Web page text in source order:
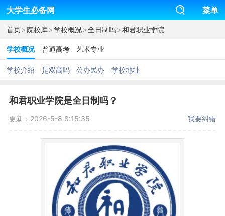
大学生必备网 菜单
首页>院校库>学校概况>全日制吗>和君职业学院
学校概况 普通高考 艺术专业
学校介绍 是双高吗 公办民办 学校地址
和君职业学院是全日制吗？
更新：2026-5-8 8:15:35 我要纠错